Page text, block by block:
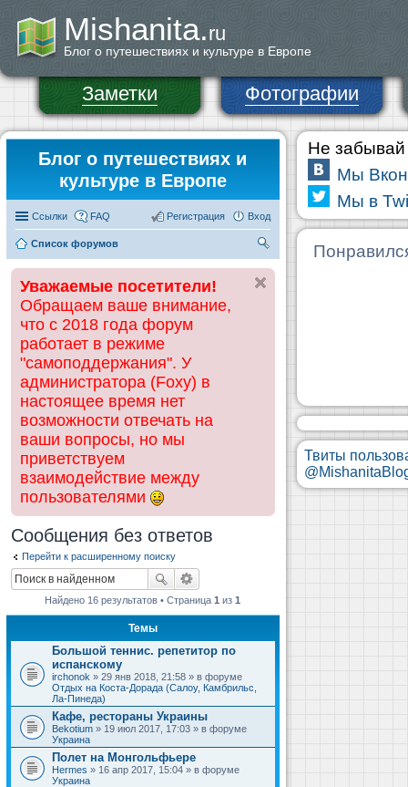
Mishanita.ru
Блог о путешествиях и культуре в Европе
Заметки Фотографии
Блог о путешествиях и
культуре в Европе
Ссылки FAQ Вход
Регистрация
Список форумов
ск
Уважаемые посетители!
Обращаем ваше внимание,
что с 2018 года форум
работает в режиме
"самоподдержания". У
администратора (Foxy) в
настоящее время нет
возможности отвечать на
ваши вопросы, но мы
приветствуем
взаимодействие между
пользователями
Сообщения без ответов
Перейти к расширенному поиску
Найдено 16 результатов • Страница1 из1
Темы
Большой теннис. репетитор по
испанскому
irchonok » 29 янв 2018, 21:58 » в форуме
Отдых на Коста-Дорада (Салоу, Камбрильс,
Ла-Пинеда)
Кафе, рестораны Украины
Bekotium » 19 июл 2017, 17:03 » в форуме
Украина
Полет на Монгольфьере
Hermes » 16 апр 2017, 15:04 » в форуме
Украина
Не забывай
Мы
Мы в
Твиты